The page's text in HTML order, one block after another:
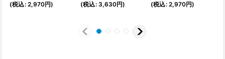
(税込: 2,970円)
(税込: 3,630円)
(税込: 2,970円)